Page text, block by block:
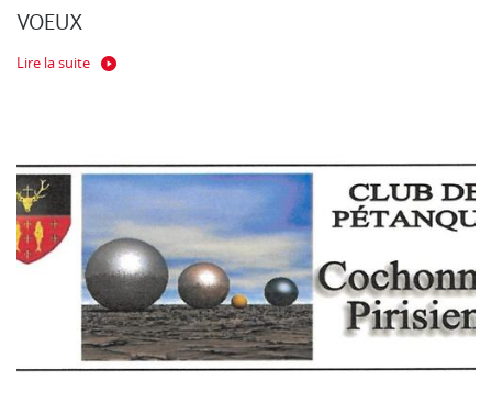
VOEUX
Lire la suite